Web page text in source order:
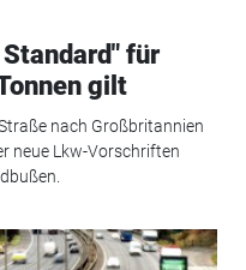
für
gilt
nach Großbritannien
neue Lkw-Vorschriften